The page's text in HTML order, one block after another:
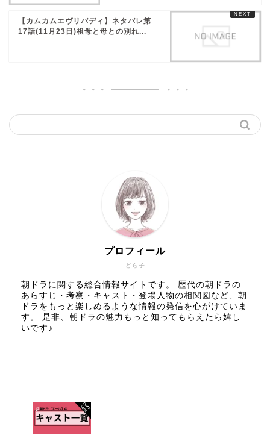
【カムカムエヴリバディ】ネタバレ第
17話(11月23日)祖母と母との別れ...
どら子
プロフィール
朝ドラに関する総合情報サイトです。 歴代の朝ドラの
あらすじ・考察・キャスト・登場人物の相関図など、朝
ドラをもっと楽しめるような情報の発信を心がけていま
す。 是非、朝ドラの魅力もっと知ってもらえたら嬉し
いです♪